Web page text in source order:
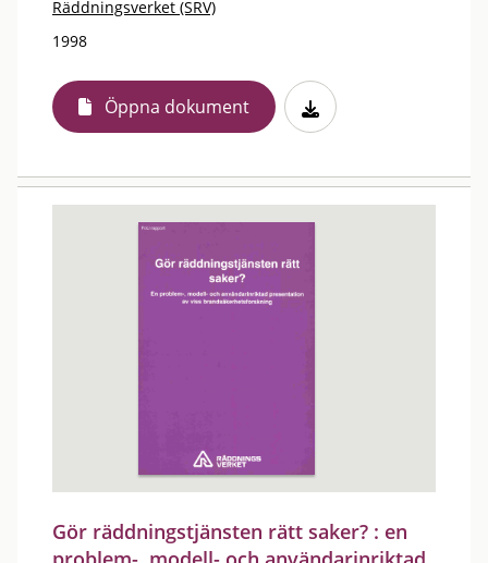
Räddningsverket (SRV)
1998
Öppna dokument
Gör räddningstjänsten rätt saker? : en